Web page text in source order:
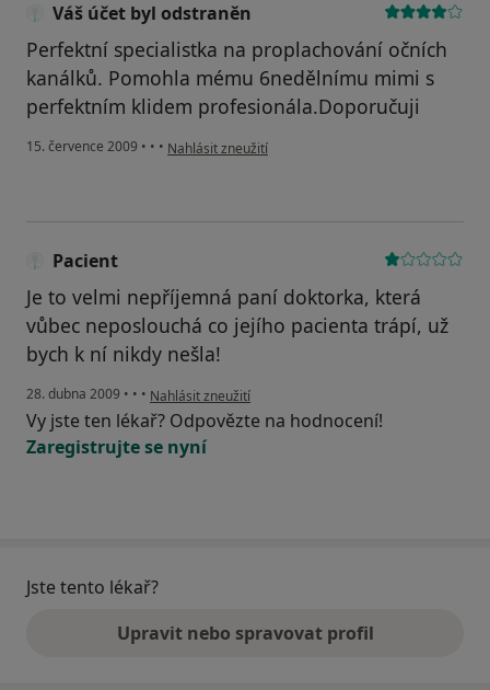
Váš účet byl odstraněn
Perfektní specialistka na proplachování očních
kanálků. Pomohla mému 6nedělnímu mimi s
perfektním klidem profesionála.Doporučuji
15. července 2009 • • • podle názoru uživatele Váš účet byl odstraněn
Nahlásit zneužití
Pacient
Je to velmi nepříjemná paní doktorka, která
vůbec neposlouchá co jejího pacienta trápí, už
bych k ní nikdy nešla!
28. dubna 2009 • • • podle názoru uživatele Pacient
Nahlásit zneužití
Vy jste ten lékař? Odpovězte na hodnocení!
Zaregistrujte se nyní
Jste tento lékař?
Upravit nebo spravovat profil